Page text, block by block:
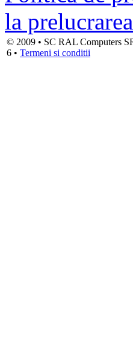
la
© 2009 • SC RAL Computers
6 • Termeni si conditii